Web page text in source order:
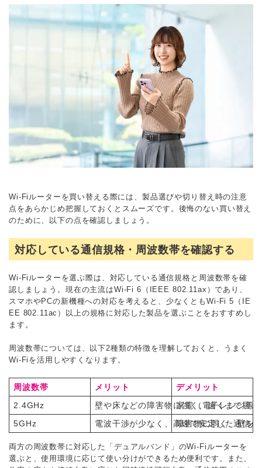
Wi-Fiルーターを買い替える際には、製品選びや切り替え時の注意
点をあらかじめ把握しておくとスムーズです。後悔のない買い替え
のために、以下の点を確認しましょう。
対応している通信規格・周波数帯を確認する
Wi-Fiルーターを選ぶ際は、対応している通信規格と周波数帯を確
認しましょう。現在の主流はWi-Fi 6（IEEE 802.11ax）であり、
スマホやPCの新機種への対応を考えると、少なくともWi-Fi 5（IE
EE 802.11ac）以上の規格に対応した製品を選ぶことをおすすめし
ます。
周波数帯については、以下2種類の特徴を理解しておくと、うまく
Wi-Fiを活用しやすくなります。
周波数帯 メリット
デメリット
2.4GHz
壁や床などの障害物に強く、遠くまで届き
家電（電子レンジ等
5GHz
電波干渉が少なく、高速で安定した通信が
障害物に弱く、壁を
両方の周波数帯に対応した「デュアルバンド」のWi-Fiルーターを
選ぶと、使用環境に応じて使い分けができるため便利です。また、